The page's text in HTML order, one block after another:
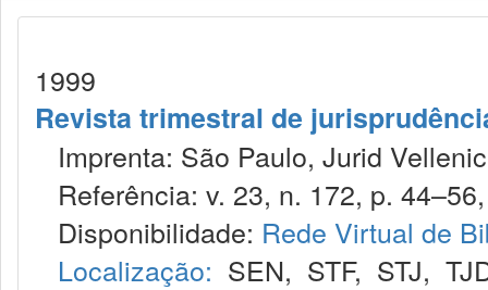
1999
Revista trimestral de
Imprenta: São Paulo, Jurid
Referência: v. 23, n. 172, p.
Disponibilidade: Rede Virtual de
Localização: SEN, STF, STJ,